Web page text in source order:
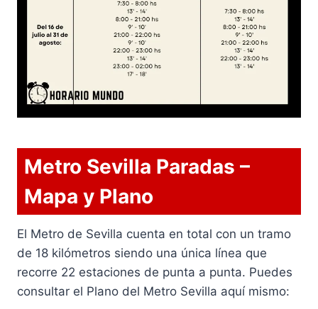
Metro Sevilla Paradas –
Mapa y Plano
El Metro de Sevilla cuenta en total con un tramo
de 18 kilómetros siendo una única línea que
recorre 22 estaciones de punta a punta. Puedes
consultar el Plano del Metro Sevilla aquí mismo: